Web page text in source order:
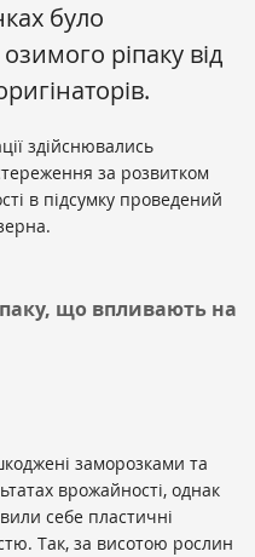
було
ріпаку від
здійснювались
за розвитком
в підсумку проведений
що впливають на
заморозками та
врожайності, однак
себе пластичні
Так, за висотою рослин